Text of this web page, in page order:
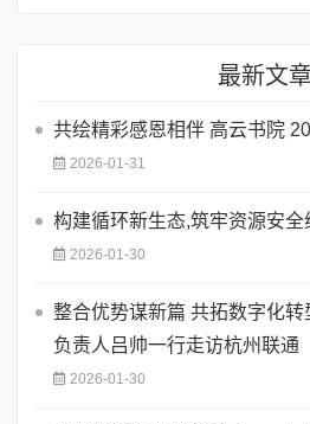
最新文章
共绘精彩感恩相伴 高云书院
2026-01-31
构建循环新生态,筑牢资源安全
2026-01-30
整合优势谋新篇 共拓数字化
负责人吕帅一行走访杭州联通
2026-01-30